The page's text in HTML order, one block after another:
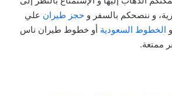
و ننصحكم بالسفر و حجز طير ان علي
الخطوط السعودية أو خطوط طيران ناس
ممتعة.